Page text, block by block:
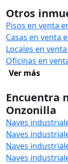
Otros
Pisos en venta
Casas en venta
Locales en
Oficinas en
Ver más
Encuentra
Onzonilla
Naves
Naves
Naves
Naves